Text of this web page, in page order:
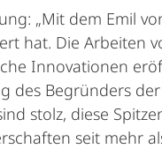
„Mit dem Emil
hat. Die Arbeiten
Innovationen
des Begründers
stolz, diese
seit mehr